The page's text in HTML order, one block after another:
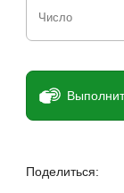
Поделиться: